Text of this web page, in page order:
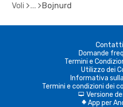
Voli Bojnurd
Contatti
Domande
Termini e
Utilizzo dei
Informativa
Termini e condizioni dei
d Versione
A App per